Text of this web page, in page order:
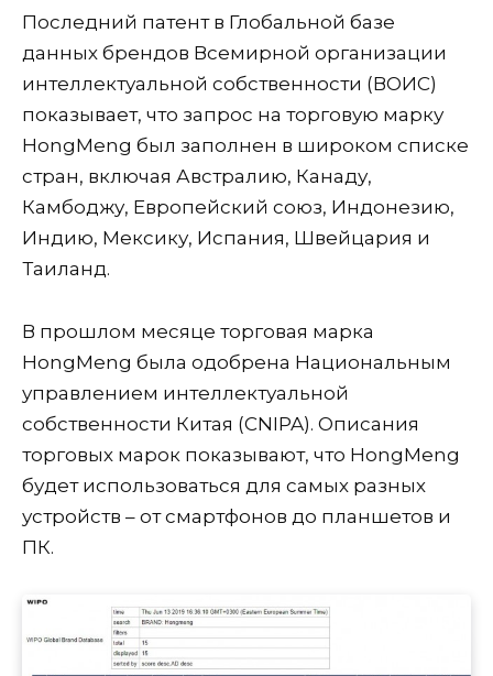
Последний патент в Глобальной базе
данных брендов Всемирной организации
интеллектуальной собственности (ВОИС)
показывает, что запрос на торговую марку
HongMeng был заполнен в широком списке
стран, включая Австралию, Канаду,
Камбоджу, Европейский союз, Индонезию,
Индию, Мексику, Испания, Швейцария и
Таиланд.
В прошлом месяце торговая марка
HongMeng была одобрена Национальным
управлением интеллектуальной
собственности Китая (CNIPA). Описания
торговых марок показывают, что HongMeng
будет использоваться для самых разных
устройств – от смартфонов до планшетов и
ПК.